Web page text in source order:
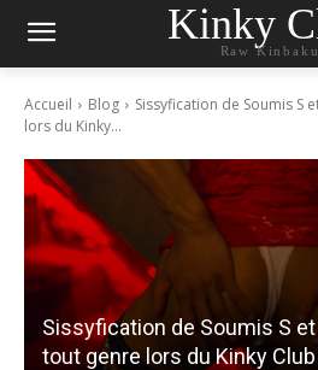
Kinky
Raw Kinbaku
Accueil Blog
Sissyfication de Soumis S
lors du Kinky...
Sissyfication de Soumis S
tout genre lors du Kinky